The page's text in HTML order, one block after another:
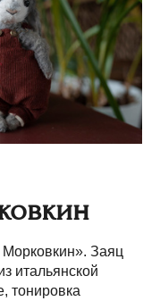
Заяц
итальянской
тонировка